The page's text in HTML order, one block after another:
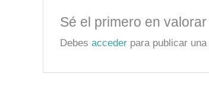
Sé el primero en
Debesacceder para publicar